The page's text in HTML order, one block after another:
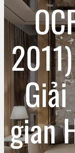
gian